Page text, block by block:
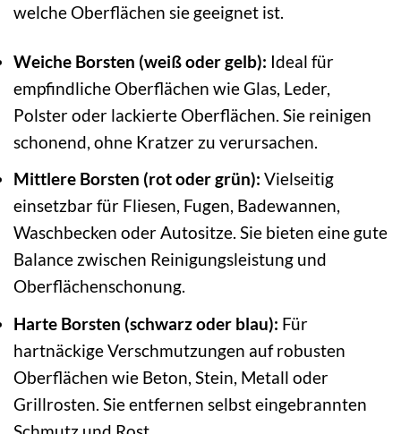
welche Oberflächen sie geeignet ist.
Weiche Borsten (weiß oder gelb): Ideal für
empfindliche Oberflächen wie Glas, Leder,
Polster oder lackierte Oberflächen. Sie reinigen
schonend, ohne Kratzer zu verursachen.
Mittlere Borsten (rot oder grün): Vielseitig
einsetzbar für Fliesen, Fugen, Badewannen,
Waschbecken oder Autositze. Sie bieten eine gute
Balance zwischen Reinigungsleistung und
Oberflächenschonung.
Harte Borsten (schwarz oder blau): Für
hartnäckige Verschmutzungen auf robusten
Oberflächen wie Beton, Stein, Metall oder
Grillrosten. Sie entfernen selbst eingebrannten